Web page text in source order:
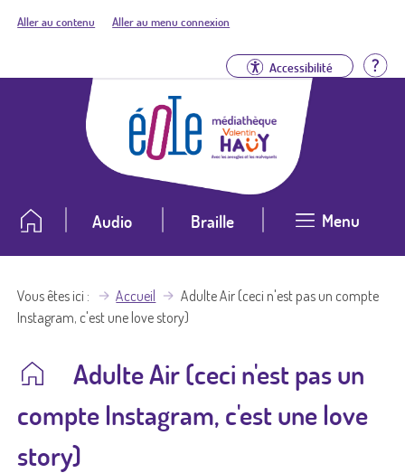
Aller au contenu Aller au menu connexion
Accessibilité
Audio Braille Menu
Vous êtes ici Accueil
Adulte Air (ceci n'est pas un compte
Instagram, c'est une love story)
Adulte Air (ceci n'est pas un
compte Instagram, c'est une love
story)